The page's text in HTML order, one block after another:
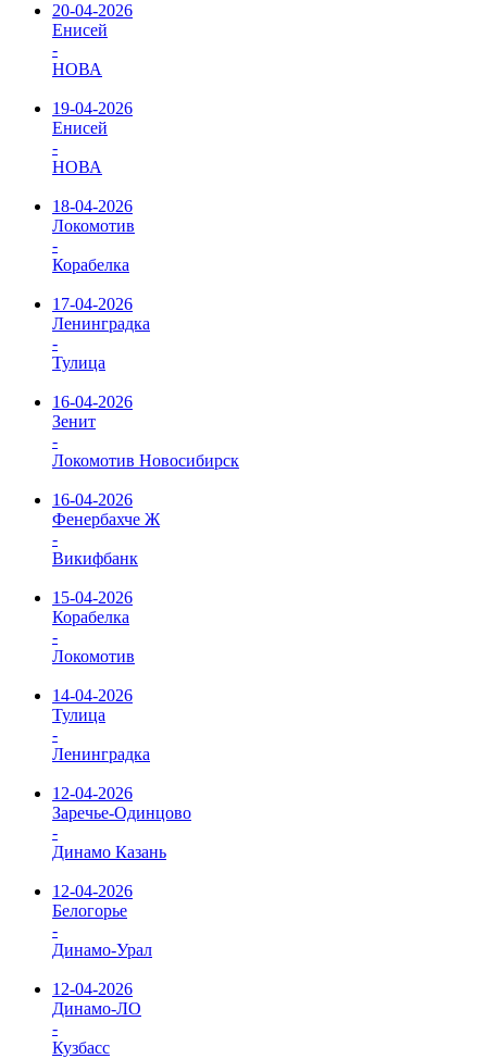
20-04-2026
Енисей
-
НОВА
19-04-2026
Енисей
-
НОВА
18-04-2026
Локомотив
-
Корабелка
17-04-2026
Ленинградка
-
Тулица
16-04-2026
Зенит
-
Локомотив Новосибирск
16-04-2026
Фенербахче Ж
-
Викифбанк
15-04-2026
Корабелка
-
Локомотив
14-04-2026
Тулица
-
Ленинградка
12-04-2026
Заречье-Одинцово
-
Динамо Казань
12-04-2026
Белогорье
-
Динамо-Урал
12-04-2026
Динамо-ЛО
-
Кузбасс